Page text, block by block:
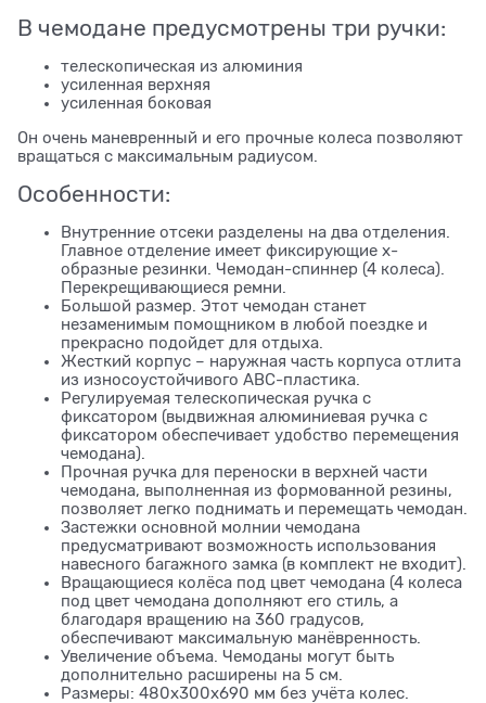
В чемодане предусмотрены три ручки:
телескопическая из алюминия
усиленная верхняя
усиленная боковая
Он очень маневренный и его прочные колеса позволяют
вращаться с максимальным радиусом.
Особенности:
Внутренние отсеки разделены на два отделения.
Главное отделение имеет фиксирующие х-
образные резинки. Чемодан-спиннер (4 колеса).
Перекрещивающиеся ремни.
Большой размер. Этот чемодан станет
незаменимым помощником в любой поездке и
прекрасно подойдет для отдыха.
Жесткий корпус – наружная часть корпуса отлита
из износоустойчивого АВС-пластика.
Регулируемая телескопическая ручка с
фиксатором (выдвижная алюминиевая ручка с
фиксатором обеспечивает удобство перемещения
чемодана).
Прочная ручка для переноски в верхней части
чемодана, выполненная из формованной резины,
позволяет легко поднимать и перемещать чемодан.
Застежки основной молнии чемодана
предусматривают возможность использования
навесного багажного замка (в комплект не входит).
Вращающиеся колёса под цвет чемодана (4 колеса
под цвет чемодана дополняют его стиль, а
благодаря вращению на 360 градусов,
обеспечивают максимальную манёвренность.
Увеличение объема. Чемоданы могут быть
дополнительно расширены на 5 см.
Размеры: 480x300x690 мм без учёта колес.